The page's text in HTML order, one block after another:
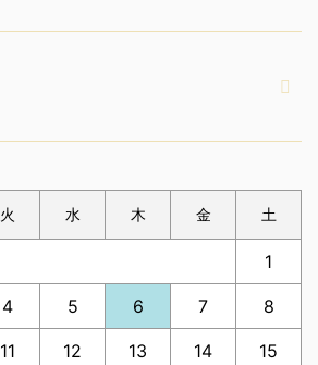
火 水 木 金 土
1
4 5 6 7 8
11 12 13 14 15